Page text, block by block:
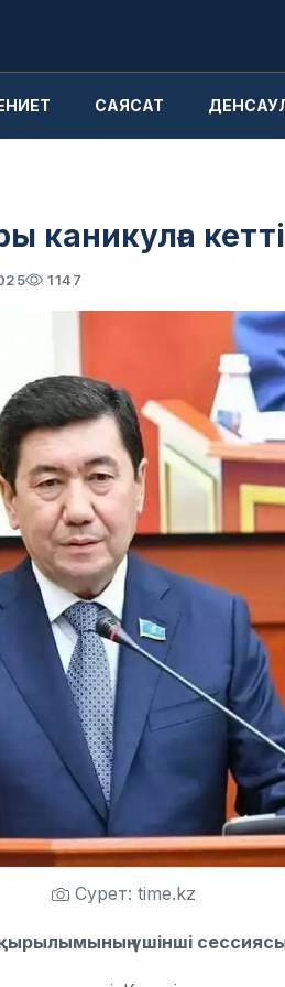
САЯСАТ
каникулға кетті
1147
Сурет: time.kz
үшінші